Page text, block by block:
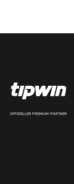
OFFIZIELLER PREMIUM-PARTNER